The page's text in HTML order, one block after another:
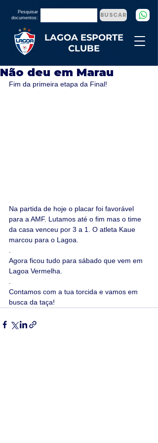
LAGOA ESPORTE
CLUBE
Pesquisar
documentos:
BUSCAR
Não deu em Marau
Fim da primeira etapa da Final!
Na partida de hoje o placar foi favorável
para a AMF. Lutamos até o fim mas o time
da casa venceu por 3 a 1. O atleta Kaue
marcou para o Lagoa.
.
Agora ficou tudo para sábado que vem em
Lagoa Vermelha.
.
Contamos com a tua torcida e vamos em
busca da taça!